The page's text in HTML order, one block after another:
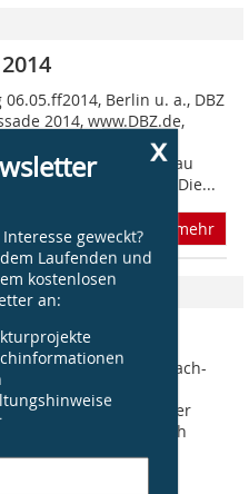
x
geweckt?
Laufenden und
kostenlosen
an:
Berlin u. a., DBZ
2014, www.DBZ.de,
Fachforum Fassade
den Neubau
im Bestand. Die...
mehr
bis 20.03.2014 Rottach-
83. Bauschäden
Der
Meinungsaustausch
auf dem